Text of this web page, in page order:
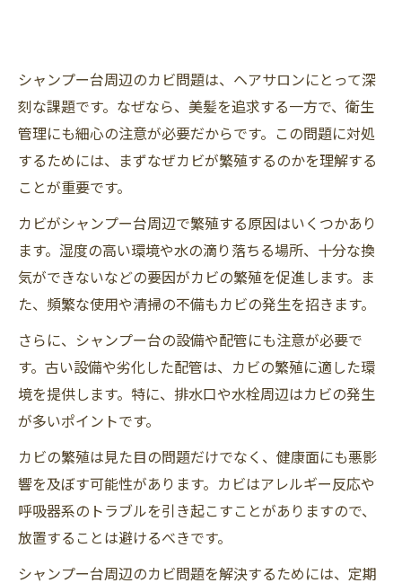
シャンプー台周辺のカビ問題は、ヘアサロンにとって深
刻な課題です。なぜなら、美髪を追求する一方で、衛生
管理にも細心の注意が必要だからです。この問題に対処
するためには、まずなぜカビが繁殖するのかを理解する
ことが重要です。
カビがシャンプー台周辺で繁殖する原因はいくつかあり
ます。湿度の高い環境や水の滴り落ちる場所、十分な換
気ができないなどの要因がカビの繁殖を促進します。ま
た、頻繁な使用や清掃の不備もカビの発生を招きます。
さらに、シャンプー台の設備や配管にも注意が必要で
す。古い設備や劣化した配管は、カビの繁殖に適した環
境を提供します。特に、排水口や水栓周辺はカビの発生
が多いポイントです。
カビの繁殖は見た目の問題だけでなく、健康面にも悪影
響を及ぼす可能性があります。カビはアレルギー反応や
呼吸器系のトラブルを引き起こすことがありますので、
放置することは避けるべきです。
シャンプー台周辺のカビ問題を解決するためには、定期